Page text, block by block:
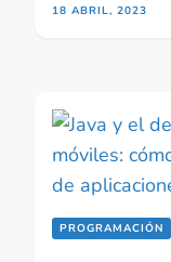
18 ABRIL, 2023
PROGRAMACIÓN